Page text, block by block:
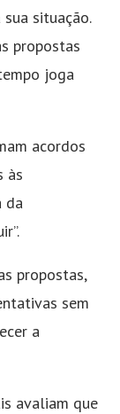
situação.
propostas
joga
acordos
às
da
propostas,
sem
a
avaliam que